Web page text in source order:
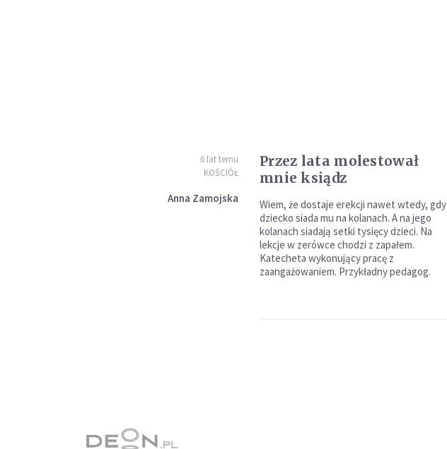
6 lat temu
KOŚCIÓŁ
Anna Zamojska
Przez lata molestował
mnie ksiądz
Wiem, że dostaje erekcji nawet wtedy, gdy
dziecko siada mu na kolanach. A na jego
kolanach siadają setki tysięcy dzieci. Na
lekcje w zerówce chodzi z zapałem.
Katecheta wykonujący pracę z
zaangażowaniem. Przykładny pedagog.